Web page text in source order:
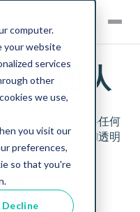
computer.
your website
services
other
we use,
you visit our
preferences,
so that you're
Decline
流团队
服务，随时准备将任何
供最细致、精确和透明